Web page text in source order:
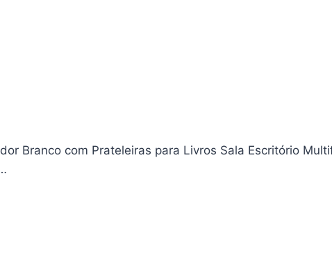
Branco com Prateleiras para Livros Sala Escritório